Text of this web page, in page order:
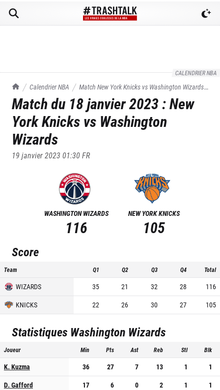
CALENDRIER NBA
TrashTalk Actu NBA
Calendrier NBA Match New York Knicks vs Washington Wizards
du 18/01/2023
Match du 18 janvier 2023:New
York Knicks vs Washington
Wizards
19 janvier 2023 01:30FR
WASHINGTON WIZARDS
116
NEW YORK KNICKS
105
Score
Team Q1 Q2 Q3 Q4 Total
WIZARDS 35 21 32 28
116
KNICKS
22 26 30 27 105
Statistiques Washington Wizards
Joueur Min Pts Ast Reb Stl Blk
K. Kuzma 36 27 7 13 1
1
D. Gafford
17 6 0 2 1
1